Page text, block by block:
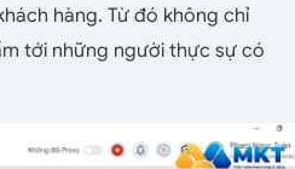
hàng. Từ đó không chỉ
tới những người thực sự có